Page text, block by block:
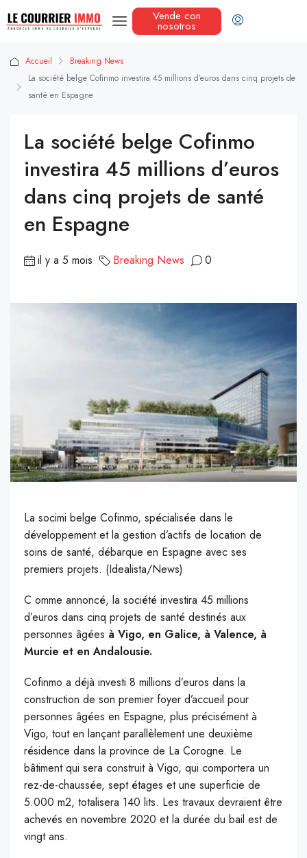
Vende con
nosotros
Accueil
Breaking News
La société belge Cofinmo investira 45 millions d’euros dans cinq projets de
santé en Espagne
La société belge Cofinmo
investira 45 millions d’euros
dans cinq projets de santé
en Espagne
il y a 5 mois Breaking News 0
La socimi belge Cofinmo, spécialisée dans le
développement et la gestion d’actifs de location de
soins de santé, débarque en Espagne avec ses
premiers projets. (Idealista/News)
C omme annoncé, la société investira 45 millions
d’euros dans cinq projets de santé destinés aux
personnes âgées à Vigo, en Galice, à Valence, à
Murcie et en Andalousie.
Cofinmo a déjà investi 8 millions d’euros dans la
construction de son premier foyer d’accueil pour
personnes âgées en Espagne, plus précisément à
Vigo, tout en lançant parallèlement une deuxième
résidence dans la province de La Corogne. Le
bâtiment qui sera construit à Vigo, qui comportera un
rez-de-chaussée, sept étages et une superficie de
5.000 m2, totalisera 140 lits. Les travaux devraient être
achevés en novembre 2020 et la durée du bail est de
vingt ans.